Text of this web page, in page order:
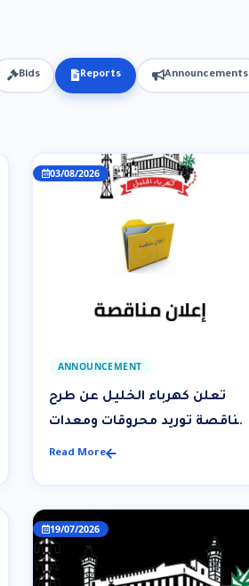
Bids Reports Announcements
03/08/2026
ANNOUNCEMENT
تعلن كهرباء الخليل عن طرح
مناقصة توريد محروقات ومعدات
الكهرباء
Read More
19/07/2026